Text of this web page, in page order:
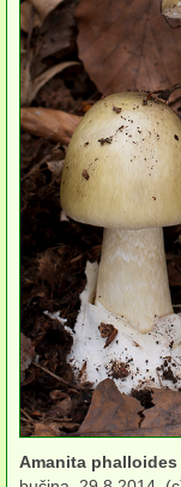
herbikolní-
herbikolní-
koprofilní
Břichatky
Podzemky
Ostatní
podle stanoviště
Houby lužních lesů
Houby doubrav
Houby dubohabřin
Amanita